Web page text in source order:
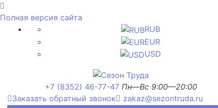
Полная версия сайта
RUB
EUR
USD
+7 (8352) 46-77-47 Пн—Вс 9:00—20:00
Заказать обратный звонок
zakaz@sezontruda.ru